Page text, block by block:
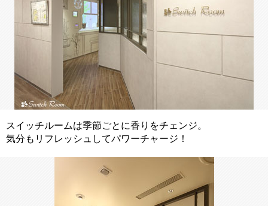
スイッチルームは季節ごとに香りをチェンジ。
気分もリフレッシュしてパワーチャージ！